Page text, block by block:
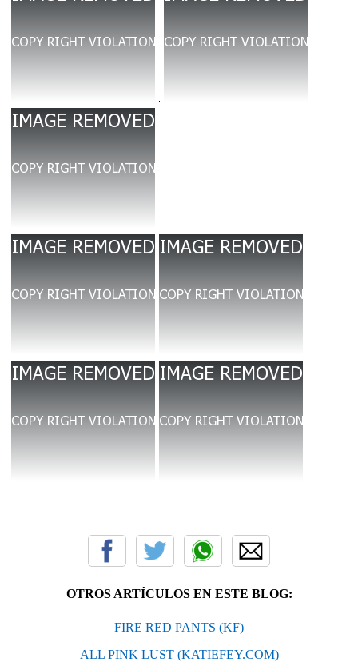
OTROS ARTÍCULOS EN ESTE BLOG:
FIRE RED PANTS (KF)
ALL PINK LUST (KATIEFEY.COM)